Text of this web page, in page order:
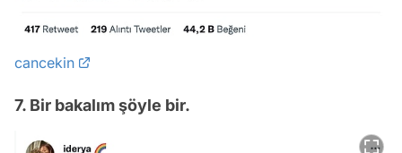
cancekin
7. Bir bakalım şöyle bir.